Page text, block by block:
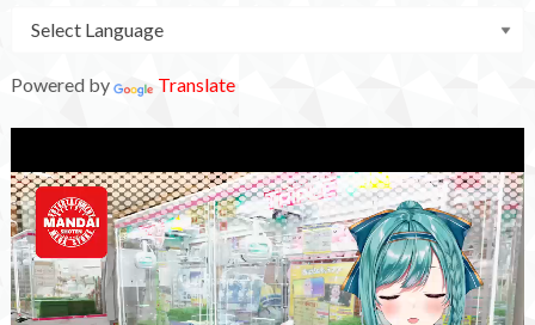
Powered by Translate